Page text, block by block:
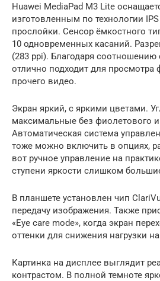
Huawei MediaPad M3 Lite
изготовленным по технологии
прослойки. Сенсор ёмкостного
10 одновременных касаний.
(283 ppi). Благодаря соотношению
отлично подходит для просмотра
прочего видео.
Экран яркий, с яркими цветами.
максимальные без фиолетового и
Автоматическая система
тоже можно включить в опциях,
вот ручное управление на
ступени яркости слишком
В планшете установлен чип
передачу изображения. Также
«Eye care mode», когда экран
оттенки для снижения нагрузки на
Картинка на дисплее выглядит
контрастом. В полной темноте